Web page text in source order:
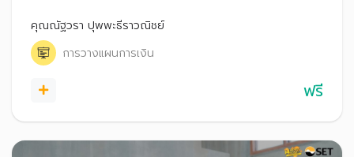
เงินส่วนตัวและบริษัท
คุณณัฐวรา ปุพพะธีราวณิชย์
การวางแผนการเงิน
ฟรี